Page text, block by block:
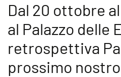
Dal 20 ottobre
al Palazzo delle
retrospettiva
prossimo nostro